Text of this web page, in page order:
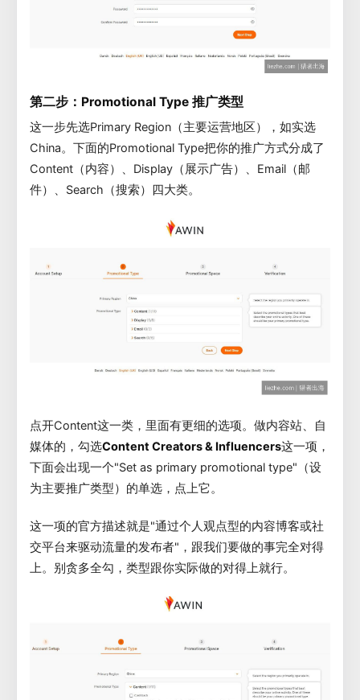
第二步：Promotional Type 推广类型
这一步先选Primary Region（主要运营地区），如实选
China。下面的Promotional Type把你的推广方式分成了
Content（内容）、Display（展示广告）、Email（邮
件）、Search（搜索）四大类。
点开Content这一类，里面有更细的选项。做内容站、自
媒体的，勾选Content Creators & Influencers这一项，
下面会出现一个"Set as primary promotional type"（设
为主要推广类型）的单选，点上它。
这一项的官方描述就是"通过个人观点型的内容博客或社
交平台来驱动流量的发布者"，跟我们要做的事完全对得
上。别贪多全勾，类型跟你实际做的对得上就行。